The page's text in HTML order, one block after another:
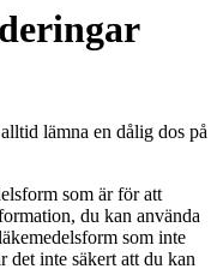
lämna en dålig dos på
som är för att
du kan använda
som inte
det inte säkert att du kan